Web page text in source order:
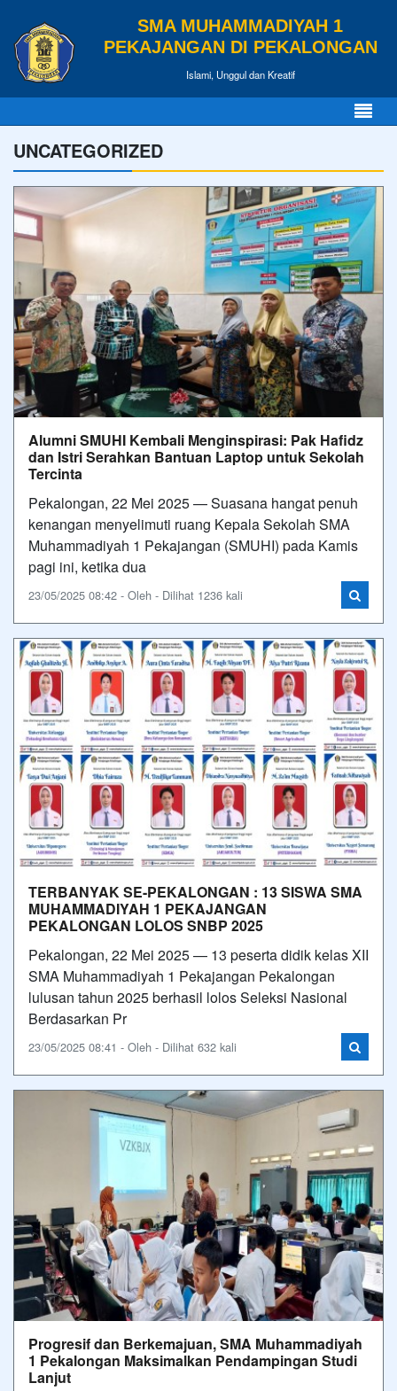
SMA MUHAMMADIYAH 1
PEKAJANGAN DI PEKALONGAN
Islami, Unggul dan Kreatif
UNCATEGORIZED
Alumni SMUHI Kembali Menginspirasi: Pak Hafidz
dan Istri Serahkan Bantuan Laptop untuk Sekolah
Tercinta
Pekalongan, 22 Mei 2025 — Suasana hangat penuh
kenangan menyelimuti ruang Kepala Sekolah SMA
Muhammadiyah 1 Pekajangan (SMUHI) pada Kamis
pagi ini, ketika dua
23/05/2025 08:42 - Oleh - Dilihat 1236 kali
TERBANYAK SE-PEKALONGAN : 13 SISWA SMA
MUHAMMADIYAH 1 PEKAJANGAN
PEKALONGAN LOLOS SNBP 2025
Pekalongan, 22 Mei 2025 — 13 peserta didik kelas XII
SMA Muhammadiyah 1 Pekajangan Pekalongan
lulusan tahun 2025 berhasil lolos Seleksi Nasional
Berdasarkan Pr
23/05/2025 08:41 - Oleh - Dilihat 632 kali
Progresif dan Berkemajuan, SMA Muhammadiyah
1 Pekalongan Maksimalkan Pendampingan Studi
Lanjut